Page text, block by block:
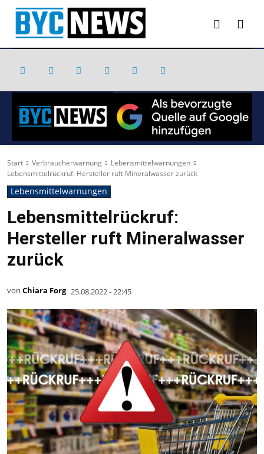
Start Verbraucherwarnung
Lebensmittelwarnungen
Lebensmittelrückruf: Hersteller ruft Mineralwasser zurück
Lebensmittelwarnungen
Lebensmittelrückruf:
Hersteller ruft Mineralwasser
zurück
von Chiara Forg 25.08.2022 - 22:45